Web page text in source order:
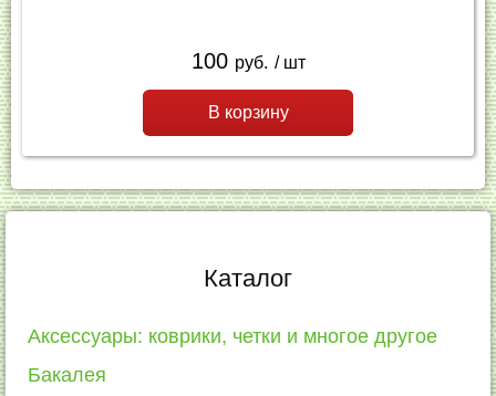
100 руб. / шт
В корзину
Каталог
Аксессуары: коврики, четки и многое другое
Бакалея